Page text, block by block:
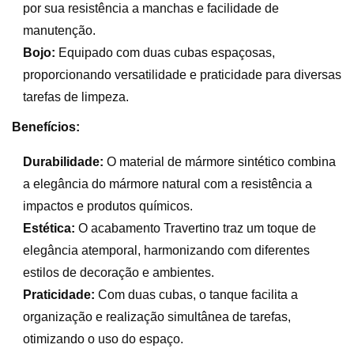
por sua resistência a manchas e facilidade de
manutenção.
Bojo: Equipado com duas cubas espaçosas,
proporcionando versatilidade e praticidade para diversas
tarefas de limpeza.
Benefícios:
Durabilidade: O material de mármore sintético combina
a elegância do mármore natural com a resistência a
impactos e produtos químicos.
Estética: O acabamento Travertino traz um toque de
elegância atemporal, harmonizando com diferentes
estilos de decoração e ambientes.
Praticidade: Com duas cubas, o tanque facilita a
organização e realização simultânea de tarefas,
otimizando o uso do espaço.